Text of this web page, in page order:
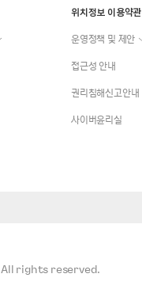
위치정보 이용약관
운영정책 및 제안
접근성 안내
권리침해신고안내
사이버윤리실
All rights reserved.